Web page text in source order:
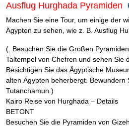
Ausflug Hurghada Pyramiden
Machen Sie eine Tour, um einige der
Ägypten zu sehen, wie z. B. Ausflug
(. Besuchen Sie die Großen
Taltempel von Chefren und sehen Sie
Besichtigen Sie das Ägyptische
alten Ägypten beherbergt. Bewundern
Tutanchamun.)
Kairo Reise von Hurghada – Details
BETONT
Besuchen Sie die Pyramiden von Gizeh